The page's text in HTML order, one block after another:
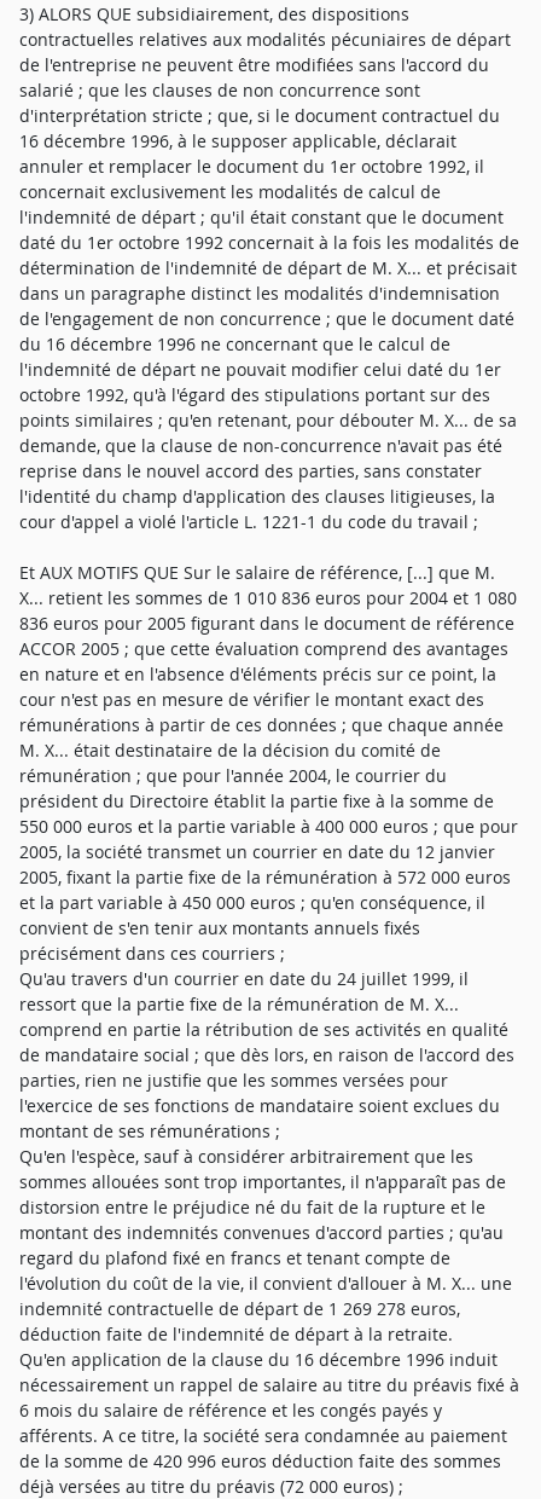
3) ALORS QUE subsidiairement, des dispositions
contractuelles relatives aux modalités pécuniaires de départ
de l'entreprise ne peuvent être modifiées sans l'accord du
salarié ; que les clauses de non concurrence sont
d'interprétation stricte ; que, si le document contractuel du
16 décembre 1996, à le supposer applicable, déclarait
annuler et remplacer le document du 1er octobre 1992, il
concernait exclusivement les modalités de calcul de
l'indemnité de départ ; qu'il était constant que le document
daté du 1er octobre 1992 concernait à la fois les modalités de
détermination de l'indemnité de départ de M. X... et précisait
dans un paragraphe distinct les modalités d'indemnisation
de l'engagement de non concurrence ; que le document daté
du 16 décembre 1996 ne concernant que le calcul de
l'indemnité de départ ne pouvait modifier celui daté du 1er
octobre 1992, qu'à l'égard des stipulations portant sur des
points similaires ; qu'en retenant, pour débouter M. X... de sa
demande, que la clause de non-concurrence n'avait pas été
reprise dans le nouvel accord des parties, sans constater
l'identité du champ d'application des clauses litigieuses, la
cour d'appel a violé l'article L. 1221-1 du code du travail ;
Et AUX MOTIFS QUE Sur le salaire de référence, [...] que M.
X... retient les sommes de 1 010 836 euros pour 2004 et 1 080
836 euros pour 2005 figurant dans le document de référence
ACCOR 2005 ; que cette évaluation comprend des avantages
en nature et en l'absence d'éléments précis sur ce point, la
cour n'est pas en mesure de vérifier le montant exact des
rémunérations à partir de ces données ; que chaque année
M. X... était destinataire de la décision du comité de
rémunération ; que pour l'année 2004, le courrier du
président du Directoire établit la partie fixe à la somme de
550 000 euros et la partie variable à 400 000 euros ; que pour
2005, la société transmet un courrier en date du 12 janvier
2005, fixant la partie fixe de la rémunération à 572 000 euros
et la part variable à 450 000 euros ; qu'en conséquence, il
convient de s'en tenir aux montants annuels fixés
précisément dans ces courriers ;
Qu'au travers d'un courrier en date du 24 juillet 1999, il
ressort que la partie fixe de la rémunération de M. X...
comprend en partie la rétribution de ses activités en qualité
de mandataire social ; que dès lors, en raison de l'accord des
parties, rien ne justifie que les sommes versées pour
l'exercice de ses fonctions de mandataire soient exclues du
montant de ses rémunérations ;
Qu'en l'espèce, sauf à considérer arbitrairement que les
sommes allouées sont trop importantes, il n'apparaît pas de
distorsion entre le préjudice né du fait de la rupture et le
montant des indemnités convenues d'accord parties ; qu'au
regard du plafond fixé en francs et tenant compte de
l'évolution du coût de la vie, il convient d'allouer à M. X... une
indemnité contractuelle de départ de 1 269 278 euros,
déduction faite de l'indemnité de départ à la retraite.
Qu'en application de la clause du 16 décembre 1996 induit
nécessairement un rappel de salaire au titre du préavis fixé à
6 mois du salaire de référence et les congés payés y
afférents. A ce titre, la société sera condamnée au paiement
de la somme de 420 996 euros déduction faite des sommes
déjà versées au titre du préavis (72 000 euros) ;